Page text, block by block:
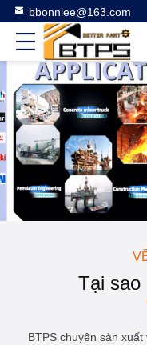
bbonniee@163.com
Tại sao
BTPS chuyên sản